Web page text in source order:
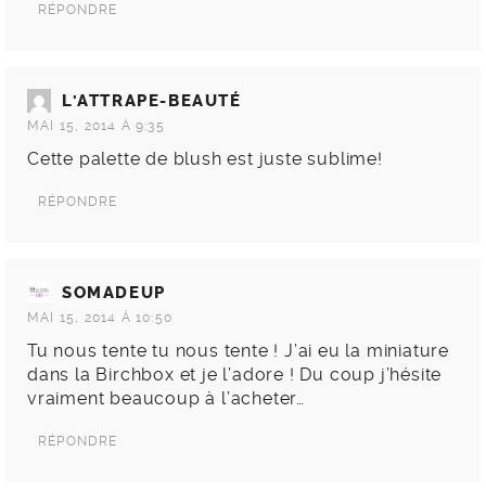
RÉPONDRE
L'ATTRAPE-BEAUTÉ
MAI 15, 2014 À 9:35
Cette palette de blush est juste sublime!
RÉPONDRE
SOMADEUP
MAI 15, 2014 À 10:50
Tu nous tente tu nous tente ! J’ai eu la miniature
dans la Birchbox et je l’adore ! Du coup j’hésite
vraiment beaucoup à l’acheter…
RÉPONDRE